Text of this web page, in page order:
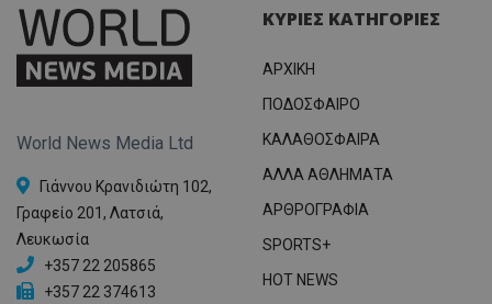
World News Media Ltd
Γιάννου Κρανιδιώτη 102,
Γραφείο 201, Λατσιά,
Λευκωσία
+357 22 205865
+357 22 374613
ΚΥΡΙΕΣ ΚΑΤΗΓΟΡΙΕΣ
ΑΡΧΙΚΗ
ΠΟΔΟΣΦΑΙΡΟ
ΚΑΛΑΘΟΣΦΑΙΡΑ
ΑΛΛΑ ΑΘΛΗΜΑΤΑ
ΑΡΘΡΟΓΡΑΦΙΑ
SPORTS+
HOT NEWS